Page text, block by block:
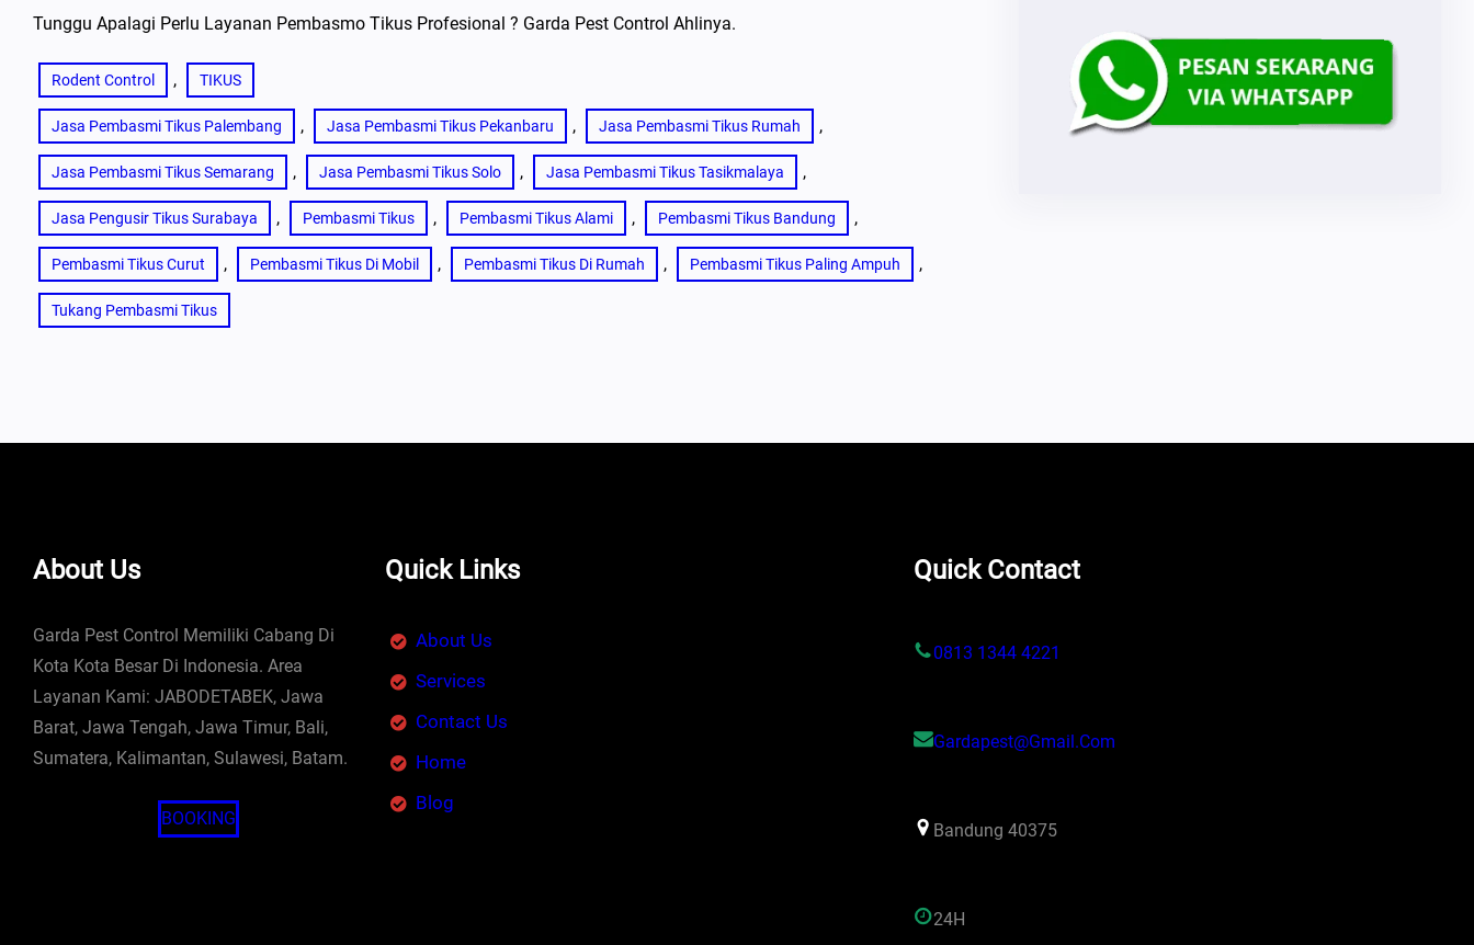
Tunggu Apalagi Perlu Layanan Pembasmo Tikus Profesional ? Garda Pest Control Ahlinya.
Rodent Control , TIKUS
Jasa Pembasmi Tikus Palembang , Jasa Pembasmi Tikus Pekanbaru , Jasa Pembasmi Tikus Rumah ,
Jasa Pembasmi Tikus Semarang , Jasa Pembasmi Tikus Solo , Jasa Pembasmi Tikus Tasikmalaya ,
Jasa Pengusir Tikus Surabaya , Pembasmi Tikus , Pembasmi Tikus Alami , Pembasmi Tikus Bandung ,
Pembasmi Tikus Curut , Pembasmi Tikus Di Mobil , Pembasmi Tikus Di Rumah , Pembasmi Tikus Paling Ampuh ,
Tukang Pembasmi Tikus
About Us
Garda Pest Control Memiliki Cabang Di
Kota Kota Besar Di Indonesia. Area
Layanan Kami: JABODETABEK, Jawa
Barat, Jawa Tengah, Jawa Timur, Bali,
Sumatera, Kalimantan, Sulawesi, Batam.
BOOKING
Quick Links
About Us
Services
Contact Us
Home
Blog
Quick Contact
0813 1344 4221
Gardapest@gmail.com
Bandung 40375
24H